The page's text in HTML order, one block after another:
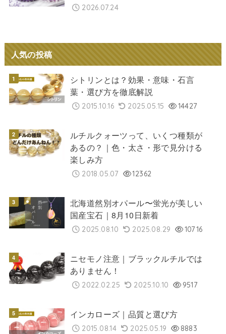
2026.07.24
人気の投稿
シトリンとは？効果・意味・石言
葉・選び方を徹底解説
2015.10.16 2025.05.15 14427
ルチルクォーツって、いくつ種類が
あるの？｜色・太さ・形で見分ける
楽しみ方
2018.05.07 12362
北海道然別オパール〜蛍光が美しい
国産宝石｜8月10日新着
2025.08.10 2025.08.29 10716
ニセモノ注意｜ブラックルチルでは
ありません！
2022.02.25 2025.10.10 9517
インカローズ｜品質と選び方
2015.08.14 2025.05.19 8883